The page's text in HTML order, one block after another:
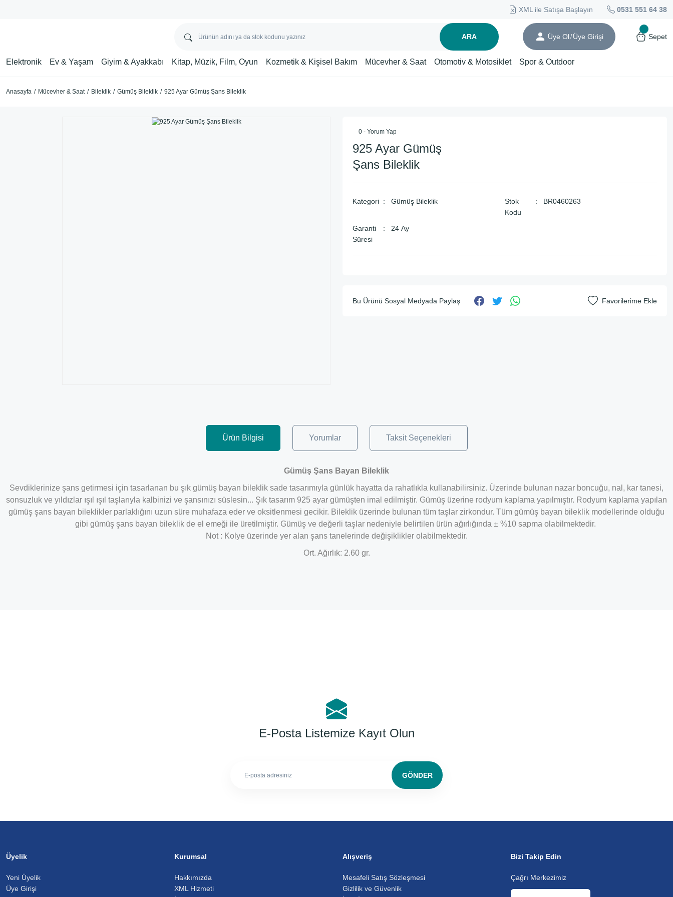
XML ile Satışa Başlayın 0531 551 64 38
ARA Üye Ol/ Üye Girişi Sepet
Elektronik Ev & Yaşam Giyim & Ayakkabı Kitap, Müzik, Film, Oyun Kozmetik & Kişisel Bakım Mücevher & Saat Otomotiv & Motosiklet Spor & Outdoor
Anasayfa Mücevher & Saat Bileklik Gümüş Bileklik 925 Ayar Gümüş Şans Bileklik
0 - Yorum Yap
925 Ayar Gümüş
Şans Bileklik
Kategori Gümüş Bileklik
Stok
Kodu
BR0460263
Garanti
Süresi
24 Ay
Bu Ürünü Sosyal Medyada Paylaş
Ürün Bilgisi Yorumlar Taksit Seçenekleri
Gümüş Şans Bayan Bileklik
Sevdiklerinize şans getirmesi için tasarlanan bu şık gümüş bayan bileklik sade tasarımıyla günlük hayatta da rahatlıkla kullanabilirsiniz. Üzerinde bulunan nazar boncuğu, nal, kar tanesi,
sonsuzluk ve yıldızlar ışıl ışıl taşlarıyla kalbinizi ve şansınızı süslesin... Şık tasarım 925 ayar gümüşten imal edilmiştir. Gümüş üzerine rodyum kaplama yapılmıştır. Rodyum kaplama yapılan
gümüş şans bayan bileklikler parlaklığını uzun süre muhafaza eder ve oksitlenmesi gecikir. Bileklik üzerinde bulunan tüm taşlar zirkondur. Tüm gümüş bayan bileklik modellerinde olduğu
gibi gümüş şans bayan bileklik de el emeği ile üretilmiştir. Gümüş ve değerli taşlar nedeniyle belirtilen ürün ağırlığında ± %10 sapma olabilmektedir.
Not : Kolye üzerinde yer alan şans tanelerinde değişiklikler olabilmektedir.
Ort. Ağırlık: 2.60 gr.
E-Posta Listemize Kayıt Olun
GÖNDER
Üyelik
Yeni Üyelik
Üye Girişi
Kurumsal
Hakkımızda
XML Hizmeti
Alışveriş
Mesafeli Satış Sözleşmesi
Gizlilik ve Güvenlik
Bizi Takip Edin
Çağrı Merkezimiz